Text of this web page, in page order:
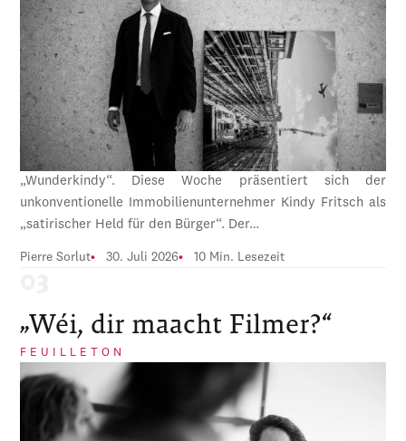
„Wunderkindy“. Diese Woche präsentiert sich der
unkonventionelle Immobilienunternehmer Kindy Fritsch als
„satirischer Held für den Bürger“. Der…
Pierre Sorlut 30. Juli 2026 10 Min. Lesezeit
„Wéi, dir maacht Filmer?“
FEUILLETON